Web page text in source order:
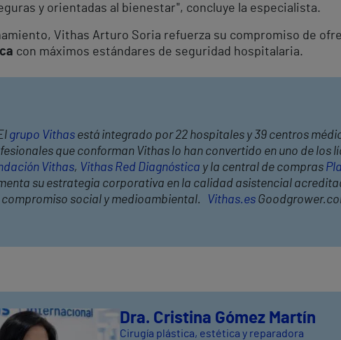
y orientadas al bienestar", concluye la especialista.
Vithas Arturo Soria refuerza su compromiso de
con máximos estándares de seguridad hospitalaria.
grupo Vithas está integrado por 22 hospitales y 39 centros
que conforman Vithas lo han convertido en uno de los
Vithas, Vithas Red Diagnóstica y la central de compras
su estrategia corporativa en la calidad asistencial
compromiso social y medioambiental.
Vithas.es
Dra. Cristina Gómez Martín
Cirugía plástica, estética y reparadora